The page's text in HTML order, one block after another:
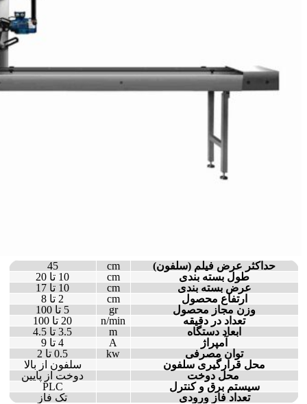
حداکثر عرض فیلم (سلفون) cm
45
طول بسته بندی
cm
10 تا 20
عرض بسته بندی
cm
10 تا 17
ارتفاع محصول
cm
2 تا 8
وزن مجاز محصول
gr
5 تا 100
تعداد در دقیقه
n/min
20 تا 100
ابعاد دستگاه
m
3.5 تا 4.5
آمپراژ
A
4 تا 9
توان مصرفی
kw
0.5 تا 2
محل قرارگیری سلفون
سلفون از بالا
محل دوخت
دوخت از پایین
سیستم برق و کنترل
PLC
تعداد فاز ورودی
تک فاز